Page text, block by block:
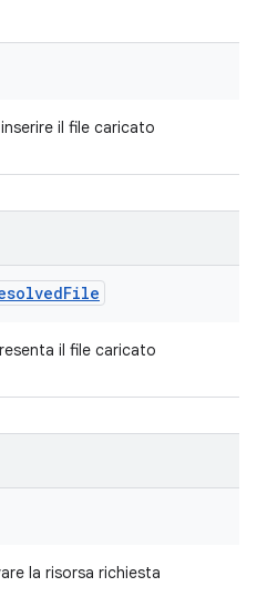
il file caricato
File
il file caricato
la risorsa richiesta